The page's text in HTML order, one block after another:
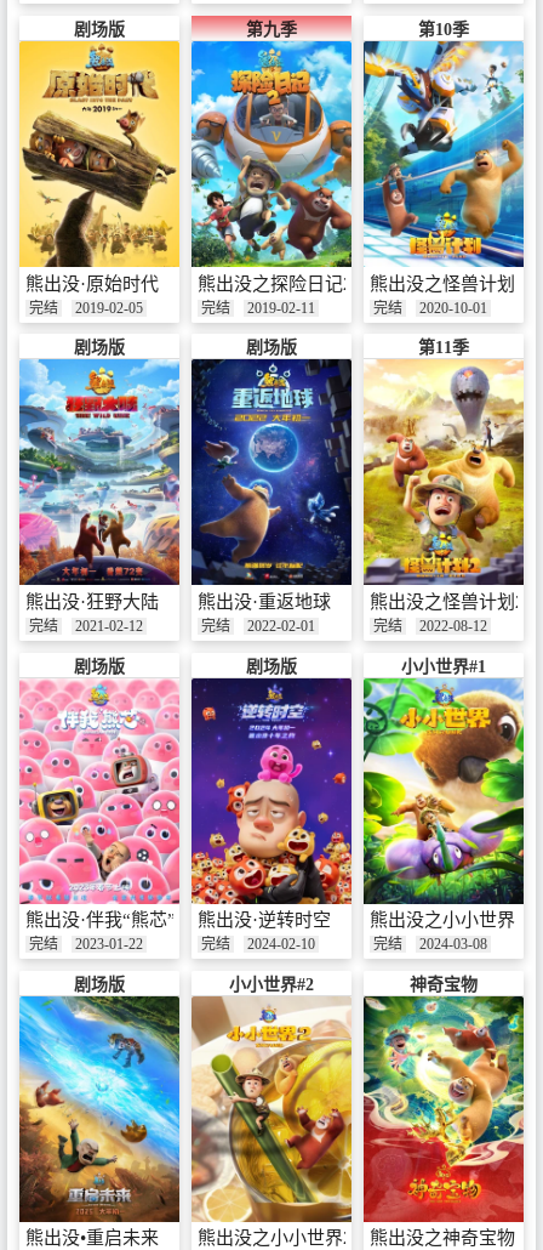
剧场版
熊出没·原始时代
完结 2019-02-05
第九季
熊出没之探险日记2
完结 2019-02-11
第10季
熊出没之怪兽计划
完结 2020-10-01
剧场版
熊出没·狂野大陆
完结 2021-02-12
剧场版
熊出没·重返地球
完结 2022-02-01
第11季
熊出没之怪兽计划2
完结 2022-08-12
剧场版
熊出没·伴我“熊芯”
完结 2023-01-22
剧场版
熊出没·逆转时空
完结 2024-02-10
小小世界#1
熊出没之小小世界
完结 2024-03-08
剧场版
熊出没•重启未来
小小世界#2
熊出没之小小世界2
神奇宝物
熊出没之神奇宝物